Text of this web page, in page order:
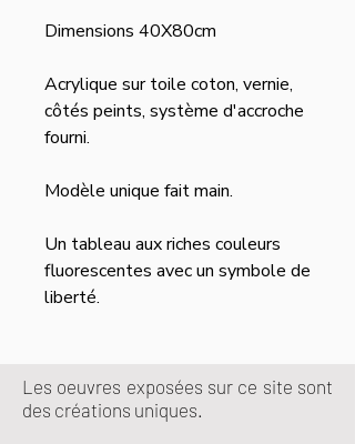
Dimensions 40X80cm
Acrylique sur toile coton, vernie,
côtés peints, système d'accroche
fourni.
Modèle unique fait main.
Un tableau aux riches couleurs
fluorescentes avec un symbole de
liberté.
Les oeuvres exposées sur ce site sont
des créations uniques.